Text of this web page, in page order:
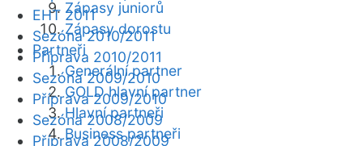
Zápasy juniorů
Zápasy dorostu
Partneři
Generální partner
GOLD hlavní partner
Hlavní partneři
Business partneři
EHT 2011
Sezóna 2010/2011
Příprava 2010/2011
Sezóna 2009/2010
Příprava 2009/2010
Sezóna 2008/2009
Příprava 2008/2009